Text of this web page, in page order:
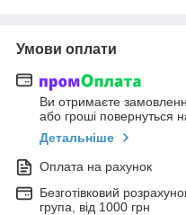
Умови оплати
Ви отримаєте
або гроші повернуться
Детальніше
Оплата на рахунок
Безготівковий
група, від 1000 грн